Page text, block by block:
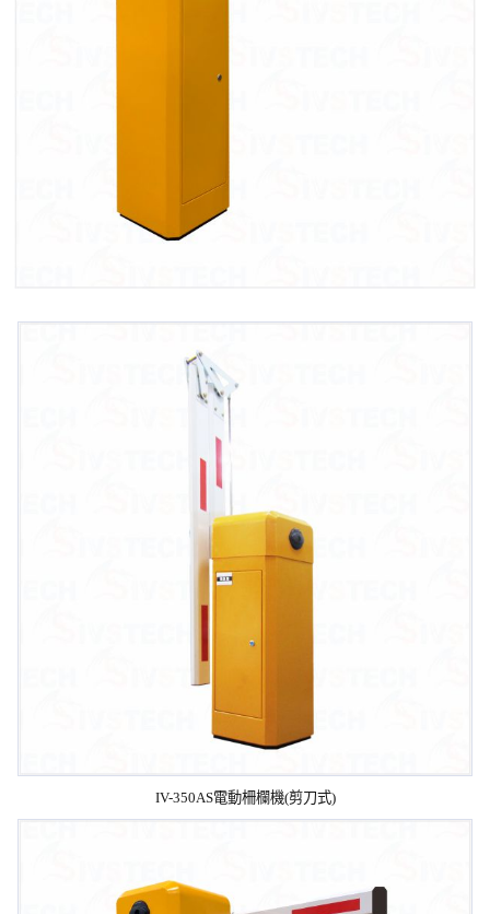
IV-350AS電動柵欄機(剪刀式)